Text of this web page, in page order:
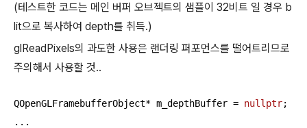
(테스트한 코드는 메인 버퍼 오브젝트의 샘플이 32비트 일 경우 b
lit으로 복사하여 depth를 취득.)
glReadPixels의 과도한 사용은 랜더링 퍼포먼스를 떨어트리므로
주의해서 사용할 것..
QOpenGLFramebufferObject* m_depthBuffer = nullptr;
...